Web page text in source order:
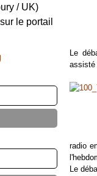
/ UK)
sur le portail
Le
assisté
radio
Le